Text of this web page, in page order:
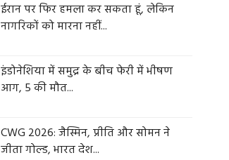
ईरान पर फिर हमला कर सकता हूं, लेकिन
नागरिकों को मारना नहीं...
इंडोनेशिया में समुद्र के बीच फेरी में भीषण
आग, 5 की मौत...
CWG 2026: जैस्मिन, प्रीति और सोमन ने
जीता गोल्ड, भारत देश...